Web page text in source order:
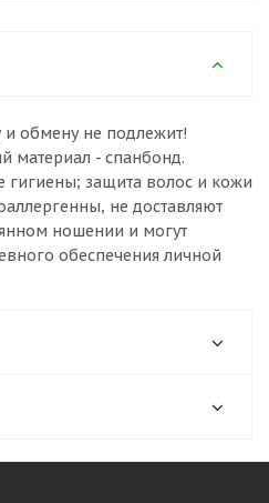
обмену не подлежит!
материал - спанбонд.
гигиены; защита волос и кожи
не доставляют
ношении и могут
обеспечения личной